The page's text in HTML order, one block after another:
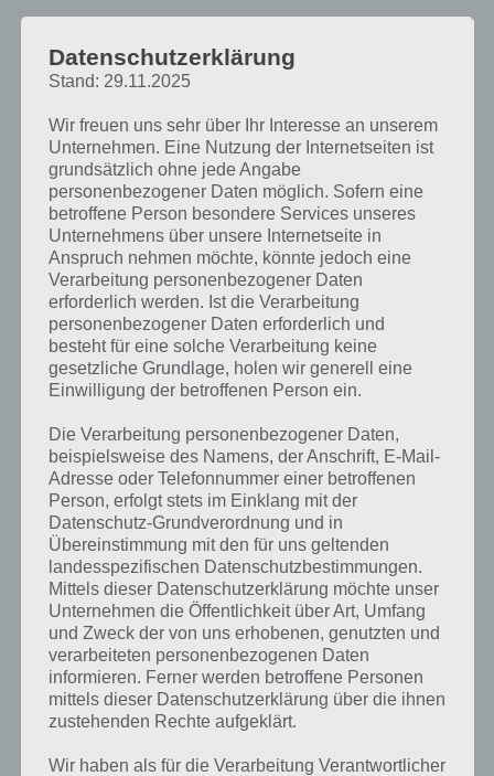
Nach einem relativ komplizierten Level geht es in You Must Escape
Listenform:
Tippe auf die Pflanze zur Lösung und nimm die Batterie raus
(rechte Blume)
Nun auf die Lampe rechts im Raum tippen und die Glühlampe
entnehmen
Links auf die Lampe über dem Aquarium klicken und Glühlampe
einsetzen
Im Aquarium ist due Nummer 192 zu finden
192 eintragen. Dort kommt folgender Code zur You Must Escape
Lösung zu Level 8 zum Vorschein: 8892.
Im nächsten Schritt zur Lösung das Bilderpuzzle rechts an der
Wand lösen. Dann im Codeeingabefeld 8892 eingeben und
Fernbedienung entnehmen
Fernbedienung und Batterien verbinden (Batterie anklicken und
dann Fernbedienung)
Auf den Büchern links steht “VOL100”. Also Volumen auf 100
hochschrauben (mittlere Taste und dann auf +).
Das Aquarium ist geplatzt und nun den Schlüssel zur Lösung von
Level 8 von You Must Escape entnehmen und die Tür
aufschließen.
Datenschutzerklärung
Stand: 29.11.2025
Wir freuen uns sehr über Ihr Interesse an unserem
Unternehmen. Eine Nutzung der Internetseiten ist
grundsätzlich ohne jede Angabe
personenbezogener Daten möglich. Sofern eine
betroffene Person besondere Services unseres
Unternehmens über unsere Internetseite in
Anspruch nehmen möchte, könnte jedoch eine
Verarbeitung personenbezogener Daten
erforderlich werden. Ist die Verarbeitung
personenbezogener Daten erforderlich und
besteht für eine solche Verarbeitung keine
gesetzliche Grundlage, holen wir generell eine
Einwilligung der betroffenen Person ein.
Die Verarbeitung personenbezogener Daten,
beispielsweise des Namens, der Anschrift, E-Mail-
Adresse oder Telefonnummer einer betroffenen
Person, erfolgt stets im Einklang mit der
Datenschutz-Grundverordnung und in
Übereinstimmung mit den für uns geltenden
landesspezifischen Datenschutzbestimmungen.
Mittels dieser Datenschutzerklärung möchte unser
Unternehmen die Öffentlichkeit über Art, Umfang
und Zweck der von uns erhobenen, genutzten und
verarbeiteten personenbezogenen Daten
informieren. Ferner werden betroffene Personen
mittels dieser Datenschutzerklärung über die ihnen
zustehenden Rechte aufgeklärt.
Wir haben als für die Verarbeitung Verantwortlicher